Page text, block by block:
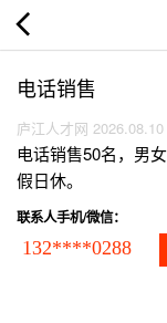
电话销售
庐江人才网 2026.08.10
电话销售50名，男
假日休。
联系人手机/微信：
132****0288